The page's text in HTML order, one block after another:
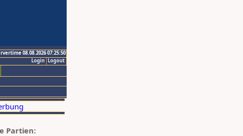
08.08.2026 07:25:50
Logout
Login
Partien: